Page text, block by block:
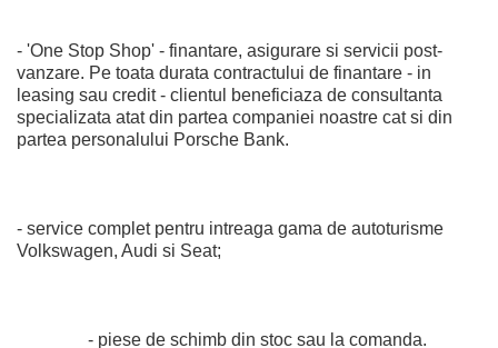
- 'One Stop Shop' - finantare, asigurare si servicii post-
vanzare. Pe toata durata contractului de finantare - in
leasing sau credit - clientul beneficiaza de consultanta
specializata atat din partea companiei noastre cat si din
partea personalului Porsche Bank.
- service complet pentru intreaga gama de autoturisme
Volkswagen, Audi si Seat;
- piese de schimb din stoc sau la comanda.